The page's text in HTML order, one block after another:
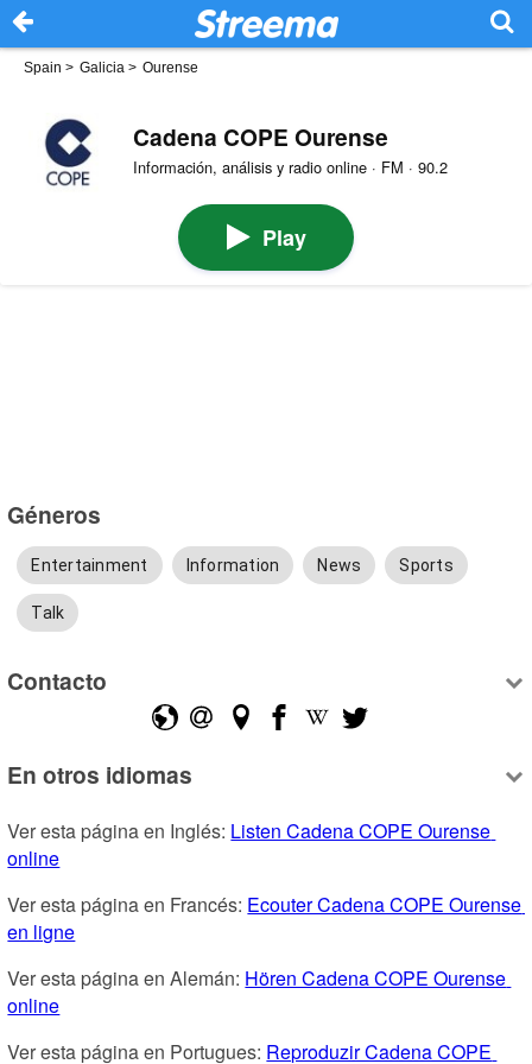
Spain > Galicia > Ourense
Cadena COPE Ourense
Información, análisis y radio online · FM · 90.2
Play
Géneros
Entertainment Information News Sports
Talk
Contacto
En otros idiomas
Ver esta página en Inglés: Listen Cadena COPE Ourense
online
Ver esta página en Francés: Ecouter Cadena COPE Ourense
en ligne
Ver esta página en Alemán: Hören Cadena COPE Ourense
online
Ver esta página en Portugues: Reproduzir Cadena COPE